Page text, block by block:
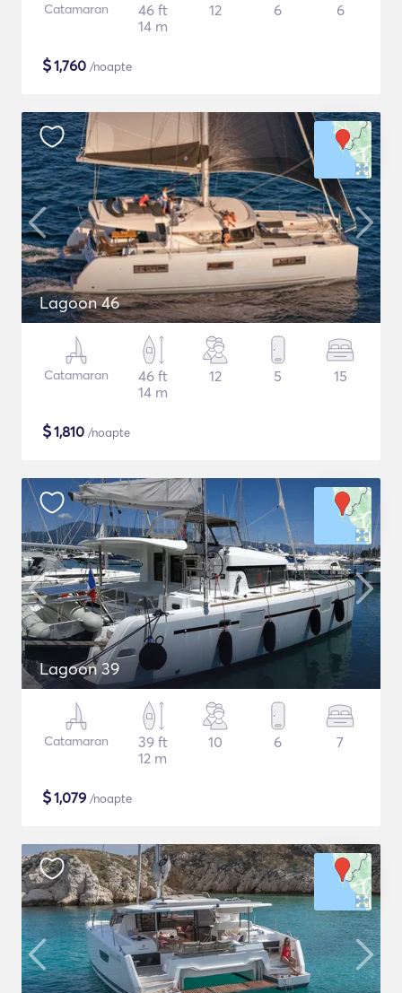
Catamaran
46 ft
14 m
12 6 6
$1,760 /noapte
Lagoon 46
Catamaran
46 ft
14 m
12 5 15
$1,810 /noapte
Lagoon 39
Catamaran
39 ft
12 m
10 6 7
$1,079 /noapte